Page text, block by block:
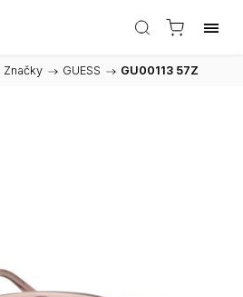
Značky / GUESS / GU00113 57Z